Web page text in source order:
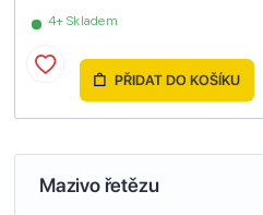
4+ Skladem
PŘIDAT DO KOŠÍKU
Mazivo řetězu